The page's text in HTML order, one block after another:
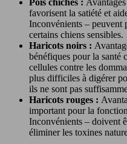
Pois chiches :
favorisent la satiété et
Inconvénients – peuvent
certains chiens sensibles.
Haricots noirs :
bénéfiques pour la santé
cellules contre les
plus difficiles à digérer
ils ne sont pas
Haricots rouges :
important pour la
Inconvénients – doivent
éliminer les toxines